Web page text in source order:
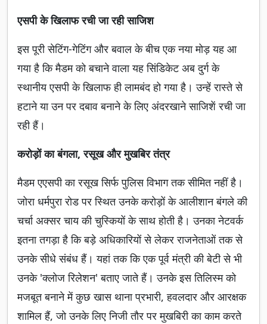
एसपी के खिलाफ रची जा रही साजिश
इस पूरी सेटिंग-गेटिंग और बवाल के बीच एक नया मोड़ यह आ
गया है कि मैडम को बचाने वाला यह सिंडिकेट अब दुर्ग के
स्थानीय एसपी के खिलाफ ही लामबंद हो गया है। उन्हें रास्ते से
हटाने या उन पर दबाव बनाने के लिए अंदरखाने साजिशें रची जा
रही हैं।
करोड़ों का बंगला, रसूख और मुखबिर तंत्र
मैडम एएसपी का रसूख सिर्फ पुलिस विभाग तक सीमित नहीं है।
जोरा धर्मपुरा रोड पर स्थित उनके करोड़ों के आलीशान बंगले की
चर्चा अक्सर चाय की चुस्कियों के साथ होती है। उनका नेटवर्क
इतना तगड़ा है कि बड़े अधिकारियों से लेकर राजनेताओं तक से
उनके सीधे संबंध हैं। यहां तक कि एक पूर्व मंत्री की बेटी से भी
उनके 'क्लोज रिलेशन' बताए जाते हैं। उनके इस तिलिस्म को
मजबूत बनाने में कुछ खास थाना प्रभारी, हवलदार और आरक्षक
शामिल हैं, जो उनके लिए निजी तौर पर मुखबिरी का काम करते